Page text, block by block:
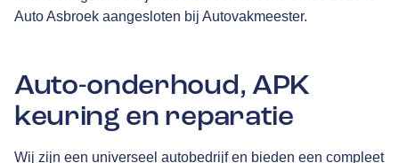
Auto Asbroek aangesloten bij Autovakmeester.
Auto-onderhoud, APK
keuring en reparatie
Wij zijn een universeel autobedrijf en bieden een compleet